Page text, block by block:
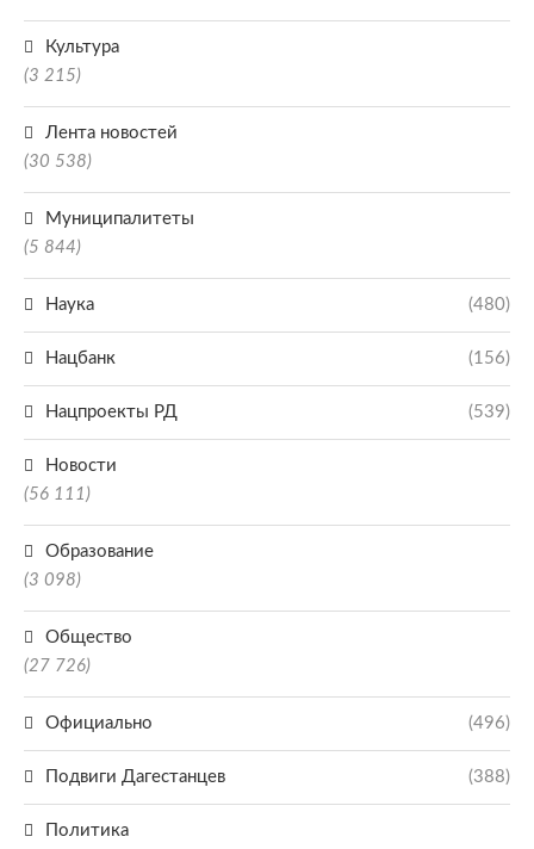
Культура
(3 215)
Лента новостей
(30 538)
Муниципалитеты
(5 844)
Наука (480)
Нацбанк (156)
Нацпроекты РД (539)
Новости
(56 111)
Образование
(3 098)
Общество
(27 726)
Официально (496)
Подвиги Дагестанцев (388)
Политика